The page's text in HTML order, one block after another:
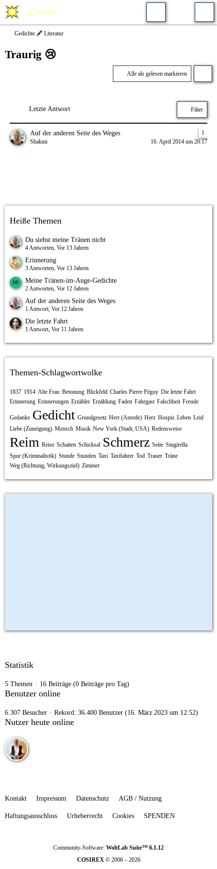
Gedichte 🖋️ Literatur
Traurig 😢
Alle als gelesen markieren
Letzte Antwort Filter
Auf der anderen Seite des Weges
1
Shakini
16. April 2014 um 20:17
Heiße Themen
Du siehst meine Tränen nicht
4 Antworten, Vor 13 Jahren
Erinnerung
3 Antworten, Vor 13 Jahren
Meine Tränen-im-Auge-Gedichte
2 Antworten, Vor 12 Jahren
Auf der anderen Seite des Weges
1 Antwort, Vor 12 Jahren
Die letzte Fahrt
1 Antwort, Vor 11 Jahren
Themen-Schlagwortwolke
1837 1914 Alte Frau Betonung Blickfeld Charles Pierre Péguy Die letzte Fahrt
Erinnerung Erinnerungen Erzähler Erzählung Faden Fahrgast Falschheit Freude
Gedanke Gedicht Grundgesetz Herr (Anrede) Herz Hospiz Leben Leid
Liebe (Zuneigung) Mensch Musik New York (Stadt, USA) Redensweise
Reim Reise Schatten Schicksal Schmerz Seite Singirella
Spur (Kriminalistik) Stunde Stunden Taxi Taxifahrer Tod Trauer Träne
Weg (Richtung, Wirkungsziel) Zimmer
Statistik
5 Themen 16 Beiträge (0 Beiträge pro Tag)
Benutzer online
6.307 Besucher Rekord: 36.400 Benutzer (16. März 2023 um 12:52)
Nutzer heute online
Kontakt Impressum Datenschutz AGB / Nutzung
Haftungsausschluss Urheberrecht Cookies SPENDEN
Community-Software: WoltLab Suite™ 6.1.12
COSIREX© 2006 – 2026